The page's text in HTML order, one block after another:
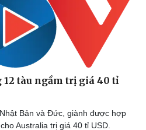
tàu ngầm trị giá 40 tỉ
Bản và Đức, giành được hợp
Australia trị giá 40 tỉ USD.